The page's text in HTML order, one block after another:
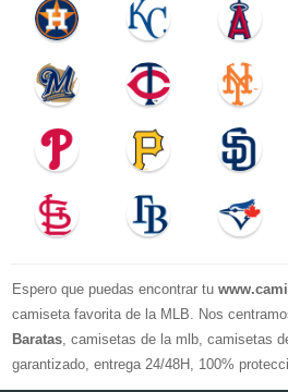
Espero que puedas encontrar tu
camiseta favorita de la MLB. Nos
Baratas, camisetas de la mlb, camisetas
garantizado, entrega 24/48H, 100%